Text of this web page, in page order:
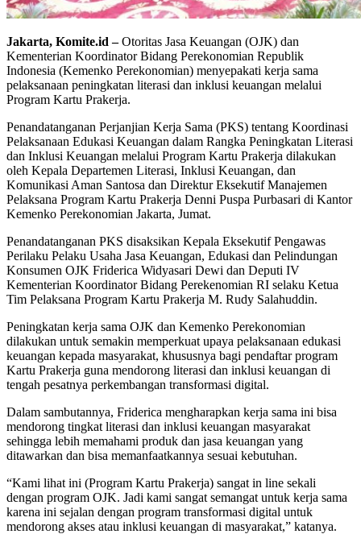
Jakarta, Komite.id –Otoritas Jasa Keuangan (OJK) dan
Kementerian Koordinator Bidang Perekonomian Republik
Indonesia (Kemenko Perekonomian) menyepakati kerja sama
pelaksanaan peningkatan literasi dan inklusi keuangan melalui
Program Kartu Prakerja.
Penandatanganan Perjanjian Kerja Sama (PKS) tentang Koordinasi
Pelaksanaan Edukasi Keuangan dalam Rangka Peningkatan Literasi
dan Inklusi Keuangan melalui Program Kartu Prakerja dilakukan
oleh Kepala Departemen Literasi, Inklusi Keuangan, dan
Komunikasi Aman Santosa dan Direktur Eksekutif Manajemen
Pelaksana Program Kartu Prakerja Denni Puspa Purbasari di Kantor
Kemenko Perekonomian Jakarta, Jumat.
Penandatanganan PKS disaksikan Kepala Eksekutif Pengawas
Perilaku Pelaku Usaha Jasa Keuangan, Edukasi dan Pelindungan
Konsumen OJK Friderica Widyasari Dewi dan Deputi IV
Kementerian Koordinator Bidang Perekenomian RI selaku Ketua
Tim Pelaksana Program Kartu Prakerja M. Rudy Salahuddin.
Peningkatan kerja sama OJK dan Kemenko Perekonomian
dilakukan untuk semakin memperkuat upaya pelaksanaan edukasi
keuangan kepada masyarakat, khususnya bagi pendaftar program
Kartu Prakerja guna mendorong literasi dan inklusi keuangan di
tengah pesatnya perkembangan transformasi digital.
Dalam sambutannya, Friderica mengharapkan kerja sama ini bisa
mendorong tingkat literasi dan inklusi keuangan masyarakat
sehingga lebih memahami produk dan jasa keuangan yang
ditawarkan dan bisa memanfaatkannya sesuai kebutuhan.
“Kami lihat ini (Program Kartu Prakerja) sangat in line sekali
dengan program OJK. Jadi kami sangat semangat untuk kerja sama
karena ini sejalan dengan program transformasi digital untuk
mendorong akses atau inklusi keuangan di masyarakat,” katanya.